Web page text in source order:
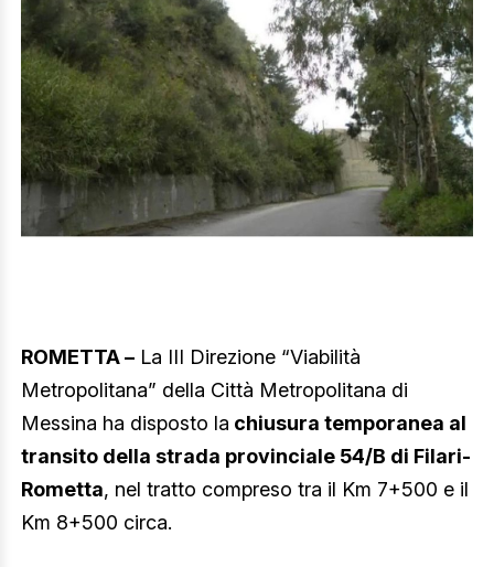
ROMETTA – La III Direzione “Viabilità
Metropolitana” della Città Metropolitana di
Messina ha disposto la chiusura temporanea al
transito della strada provinciale 54/B di Filari-
Rometta, nel tratto compreso tra il Km 7+500 e il
Km 8+500 circa.